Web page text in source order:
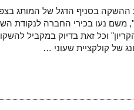
ההשקה בסניף הדגל של המותג
משם נעו בכירי החברה לנקודת
וכל זאת בדיוק במקביל להשקות
של קולקציית שעוני …